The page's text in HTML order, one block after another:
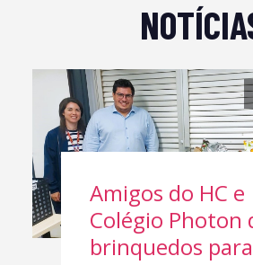
Amigos do HC e
Colégio Photon
brinquedos